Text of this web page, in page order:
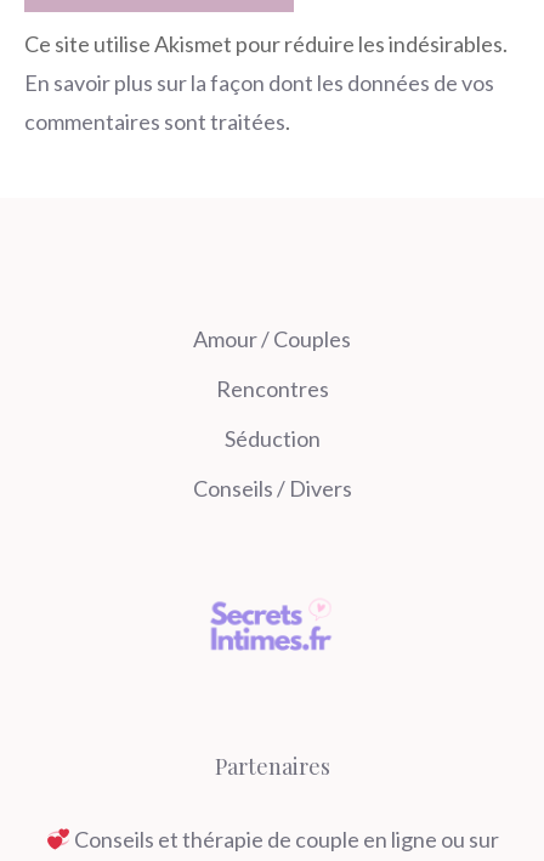
Ce site utilise Akismet pour réduire les indésirables.
En savoir plus sur la façon dont les données de vos
commentaires sont traitées.
Amour / Couples
Rencontres
Séduction
Conseils / Divers
Partenaires
Conseils et thérapie de couple en ligne ou sur